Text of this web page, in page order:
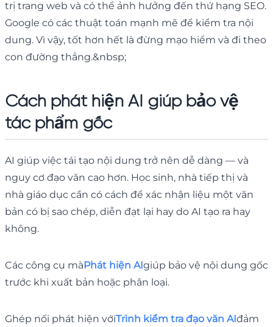
trị trang web và có thể ảnh hưởng đến thứ hạng SEO.
Google có các thuật toán mạnh mẽ để kiểm tra nội
dung. Vì vậy, tốt hơn hết là đừng mạo hiểm và đi theo
con đường thẳng.&nbsp;
Cách phát hiện AI giúp bảo vệ
tác phẩm gốc
AI giúp việc tái tạo nội dung trở nên dễ dàng — và
nguy cơ đạo văn cao hơn. Học sinh, nhà tiếp thị và
nhà giáo dục cần có cách để xác nhận liệu một văn
bản có bị sao chép, diễn đạt lại hay do AI tạo ra hay
không.
Các công cụ màPhát hiện AIgiúp bảo vệ nội dung gốc
trước khi xuất bản hoặc phân loại.
Ghép nối phát hiện vớiTrình kiểm tra đạo văn AIđảm